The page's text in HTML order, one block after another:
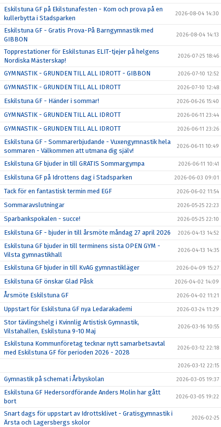
Eskilstuna GF på Ekilstunafesten - Kom och prova på en
kullerbytta i Stadsparken
2026-08-04 14:30
Eskilstuna GF - Gratis Prova-På Barngymnastik med
GIBBON
2026-08-04 14:13
Topprestationer för Eskilstunas ELIT-tjejer på helgens
Nordiska Mästerskap!
2026-07-25 18:46
GYMNASTIK - GRUNDEN TILL ALL IDROTT - GIBBON 2026-07-10 12:52
GYMNASTIK - GRUNDEN TILL ALL IDROTT 2026-07-10 12:48
Eskilstuna GF - Händer i sommar! 2026-06-26 15:40
GYMNASTIK - GRUNDEN TILL ALL IDROTT 2026-06-11 23:44
GYMNASTIK - GRUNDEN TILL ALL IDROTT 2026-06-11 23:26
Eskilstuna GF - Sommarerbjudande - Vuxengymnastik hela
sommaren - Välkommen att utmana dig själv!
2026-06-11 10:49
Eskilstuna GF bjuder in till GRATIS Sommargympa 2026-06-11 10:41
Eskilstuna GF på Idrottens dag i Stadsparken 2026-06-03 09:01
Tack för en fantastisk termin med EGF 2026-06-02 11:54
Sommaravslutningar 2026-05-25 22:23
Sparbankspokalen - succe! 2026-05-25 22:10
Eskilstuna GF - bjuder in till årsmöte måndag 27 april 2026 2026-04-13 14:52
Eskilstuna GF bjuder in till terminens sista OPEN GYM -
Vilsta gymnastikhall
2026-04-13 14:35
Eskilstuna GF bjuder in till KvAG gymnastikläger 2026-04-09 15:27
Eskilstuna GF önskar Glad Påsk 2026-04-02 14:09
Årsmöte Eskilstuna GF 2026-04-02 11:21
Uppstart för Eskilstuna GF nya Ledarakademi 2026-03-24 11:29
Stor tävlingshelg i Kvinnlig Artistisk Gymnastik,
Vilstahallen, Eskilstuna 9-10 Maj
2026-03-16 10:55
Eskilstuna Kommunföretag tecknar nytt samarbetsavtal
med Eskilstuna GF för perioden 2026 - 2028
2026-03-12 22:18
2026-03-12 22:15
Gymnastik på schemat i Årbyskolan 2026-03-05 19:37
Eskilstuna GF Hedersordförande Anders Molin har gått
bort
2026-03-05 19:22
Snart dags för uppstart av Idrottsklivet - Gratisgymnastik i
Ärsta och Lagersbergs skolor
2026-02-25